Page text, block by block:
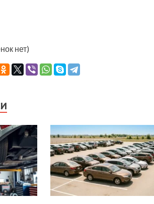
нет)